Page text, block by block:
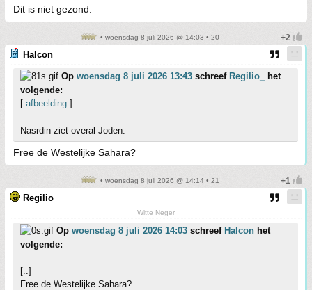
Dit is niet gezond.
• woensdag 8 juli 2026 @ 14:03 • 20
Halcon
Op woensdag 8 juli 2026 13:43 schreef Regilio_
het
volgende:
[ afbeelding ]
Nasrdin ziet overal Joden.
Free de Westelijke Sahara?
• woensdag 8 juli 2026 @ 14:14 • 21
Regilio_
Witte Neger
Op woensdag 8 juli 2026 14:03 schreef Halcon het
volgende:
[..]
Free de Westelijke Sahara?